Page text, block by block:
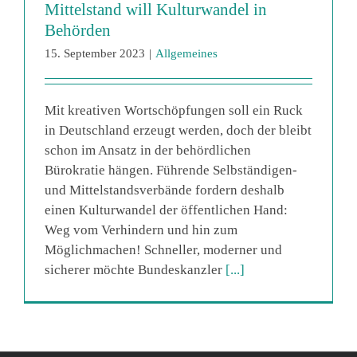
Mittelstand will Kulturwandel in
Behörden
15. September 2023 | Allgemeines
Mit kreativen Wortschöpfungen soll ein Ruck
in Deutschland erzeugt werden, doch der bleibt
schon im Ansatz in der behördlichen
Bürokratie hängen. Führende Selbständigen-
und Mittelstandsverbände fordern deshalb
einen Kulturwandel der öffentlichen Hand:
Weg vom Verhindern und hin zum
Möglichmachen! Schneller, moderner und
sicherer möchte Bundeskanzler [...]